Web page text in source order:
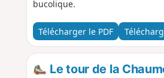
bucolique.
Télécharger le PDF
Le tour de la